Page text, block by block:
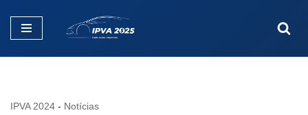
Pular
IPVA 2024 - Notícias